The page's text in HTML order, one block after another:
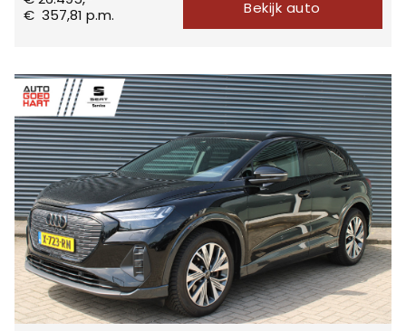
€357,81 p.m. Bekijk auto